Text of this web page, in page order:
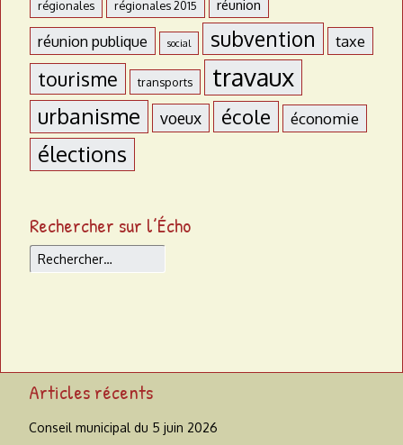
régionales régionales 2015 réunion
réunion publique social subvention taxe
tourisme transports travaux
urbanisme voeux école économie
élections
Rechercher sur l’Écho
Rechercher
Articles récents
Conseil municipal du 5 juin 2026